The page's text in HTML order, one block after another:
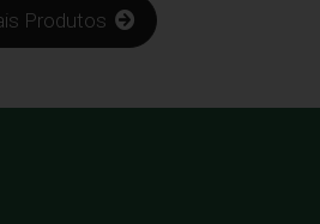
Produtos